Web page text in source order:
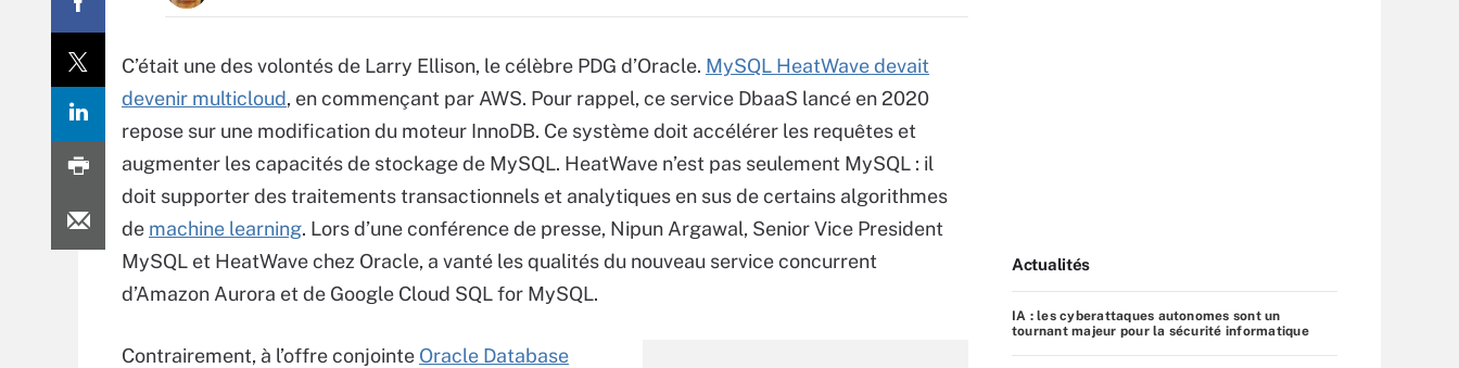
C’était une des volontés de Larry Ellison, le célèbre PDG d’Oracle. MySQL HeatWave devait
devenir multicloud, en commençant par AWS. Pour rappel, ce service DbaaS lancé en 2020
repose sur une modification du moteur InnoDB. Ce système doit accélérer les requêtes et
augmenter les capacités de stockage de MySQL. HeatWave n’est pas seulement MySQL : il
doit supporter des traitements transactionnels et analytiques en sus de certains algorithmes
de machine learning. Lors d’une conférence de presse, Nipun Argawal, Senior Vice President
MySQL et HeatWave chez Oracle, a vanté les qualités du nouveau service concurrent
d’Amazon Aurora et de Google Cloud SQL for MySQL.
Contrairement, à l’offre conjointe Oracle Database
Actualités
IA : les cyberattaques autonomes sont un
tournant majeur pour la sécurité informatique